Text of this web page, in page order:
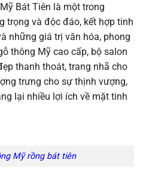
Bát Tiên là một trong
trọng và độc đáo, kết hợp tinh
những giá trị văn hóa, phong
thông Mỹ cao cấp, bộ salon
thanh thoát, trang nhã cho
trưng cho sự thịnh vượng,
lại nhiều lợi ích về mặt tinh
Mỹ rồng bát tiên